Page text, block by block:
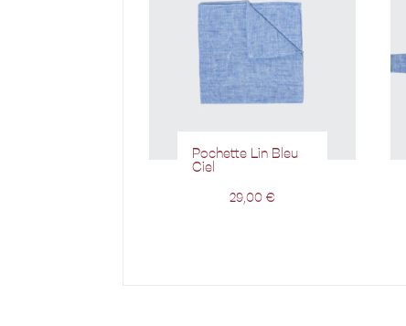
Pochette Lin Bleu
Ciel
29,00€